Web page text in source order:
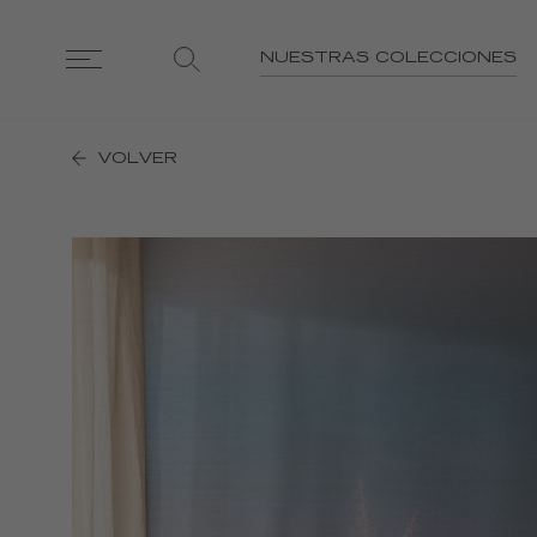
NUESTRAS COLECCIONES
VOLVER